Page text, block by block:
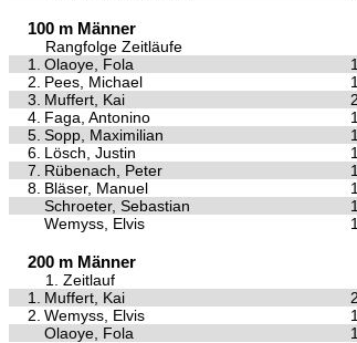
100 m Männer
Rangfolge Zeitläufe
1.
Olaoye, Fola
2. Pees, Michael
3. Muffert, Kai
4. Faga, Antonino
5. Sopp, Maximilian
6. Lösch, Justin
7. Rübenach, Peter
8. Bläser, Manuel
Schroeter, Sebastian
Wemyss, Elvis
200 m Männer
1. Zeitlauf
1.
Muffert, Kai
2. Wemyss, Elvis
Olaoye, Fola